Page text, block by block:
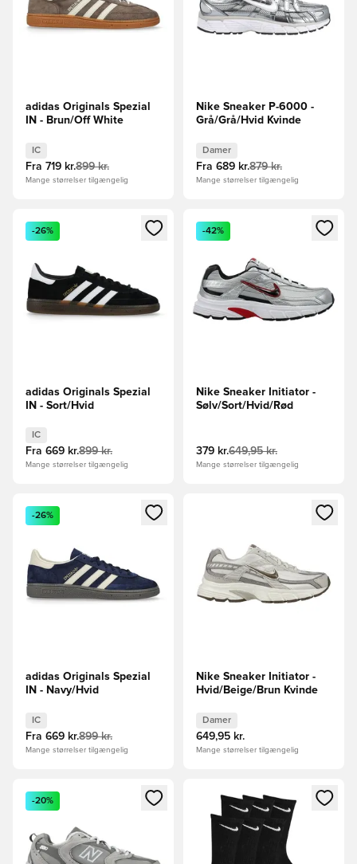
adidas Originals Spezial
IN - Brun/Off White
IC
Fra 719 kr.899 kr.
Mange størrelser tilgængelig
Nike Sneaker P-6000 -
Grå/Grå/Hvid Kvinde
Damer
Fra 689 kr.879 kr.
Mange størrelser tilgængelig
Åbner en Modal til at logge ind eller tilmelde dig som
-26%
adidas Originals Spezial
IN - Sort/Hvid
IC
Fra 669 kr.899 kr.
Mange størrelser tilgængelig
Åbner en Modal til at logge
-42%
Nike Sneaker Initiator -
Sølv/Sort/Hvid/Rød
379 kr.649,95 kr.
Mange størrelser tilgængelig
Åbner en Modal til at logge ind eller tilmelde dig som
-26%
adidas Originals Spezial
IN - Navy/Hvid
IC
Fra 669 kr.899 kr.
Mange størrelser tilgængelig
Åbner en Modal til at logge
Nike Sneaker Initiator -
Hvid/Beige/Brun Kvinde
Damer
649,95 kr.
Mange størrelser tilgængelig
Åbner en Modal til at logge ind eller tilmelde dig som
-20%
Åbner en Modal til at logge